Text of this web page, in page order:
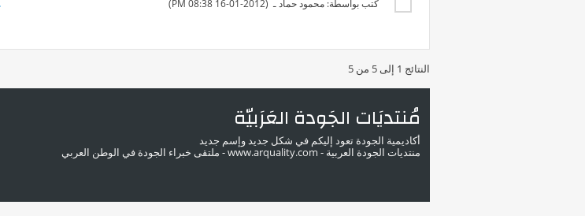
كتب بواسطة: محمود حمادـ ‏ (16-01-2012 08:38 PM)
النتائج 1 إلى 5 من 5
مُنتديَات الجَودة العَرَبيّة
أكاديمية الجودة تعود إليكم في شكل جديد وإسم جديد
منتديات الجودة العربية - www.arquality.com - ملتقى خبراء الجودة في الوطن العربي